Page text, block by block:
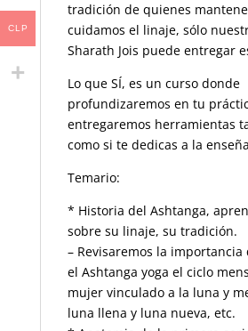
tradición de quienes
cuidamos el linaje, sólo
Sharath Jois puede entregar
Lo que SÍ, es un curso donde
profundizaremos en tu
entregaremos herramientas
como si te dedicas a la
Temario:
* Historia del Ashtanga,
sobre su linaje, su tradición.
– Revisaremos la
el Ashtanga yoga el ciclo
mujer vinculado a la luna y
luna llena y luna nueva, etc.
CLP